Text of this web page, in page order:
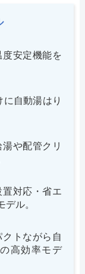
安定機能を
自動湯はり
や配管クリ
対応・省エ
ル。
トながら自
高効率モデ